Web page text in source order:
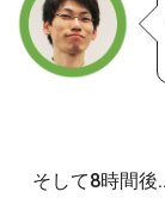
そして8時間後